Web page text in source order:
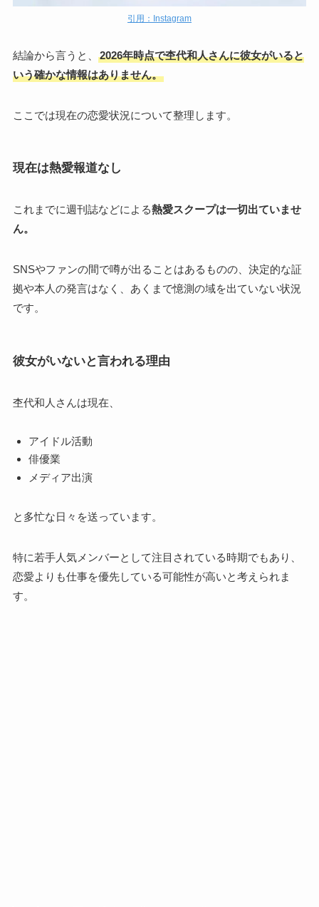
引用：Instagram
結論から言うと、
2026年時点で杢代和人さんに彼女がいると
いう確かな情報はありません。
ここでは現在の恋愛状況について整理します。
現在は熱愛報道なし
これまでに週刊誌などによる熱愛スクープは一切出ていませ
ん。
SNSやファンの間で噂が出ることはあるものの、決定的な証
拠や本人の発言はなく、あくまで憶測の域を出ていない状況
です。
彼女がいないと言われる理由
杢代和人さんは現在、
アイドル活動
俳優業
メディア出演
と多忙な日々を送っています。
特に若手人気メンバーとして注目されている時期でもあり、
恋愛よりも仕事を優先している可能性が高いと考えられま
す。